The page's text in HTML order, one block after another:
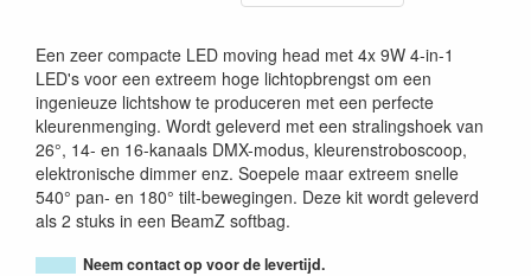
Een zeer compacte LED moving head met 4x 9W 4-in-1
LED's voor een extreem hoge lichtopbrengst om een
ingenieuze lichtshow te produceren met een perfecte
kleurenmenging. Wordt geleverd met een stralingshoek van
26°, 14- en 16-kanaals DMX-modus, kleurenstroboscoop,
elektronische dimmer enz. Soepele maar extreem snelle
540° pan- en 180° tilt-bewegingen. Deze kit wordt geleverd
als 2 stuks in een BeamZ softbag.
Neem contact op voor de levertijd.